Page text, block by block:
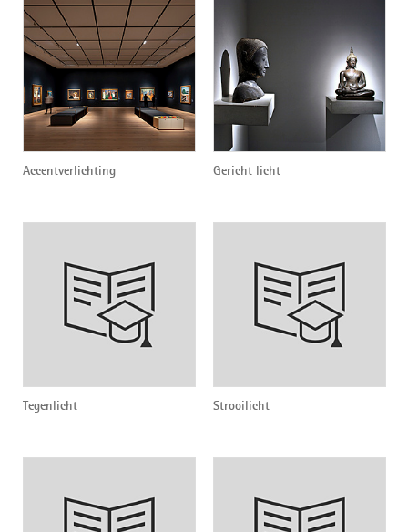
Accentverlichting Gericht licht
Tegenlicht Strooilicht